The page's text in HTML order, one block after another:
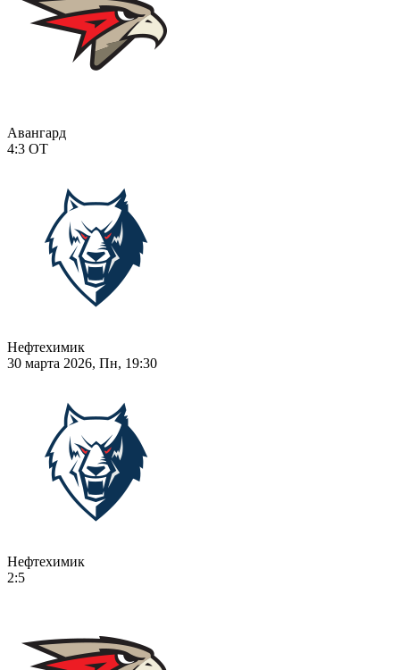
Авангард
4:3 ОТ
Нефтехимик
30 марта 2026, Пн, 19:30
Нефтехимик
2:5